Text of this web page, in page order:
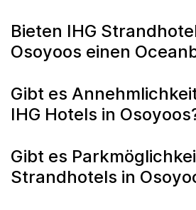
Bieten IHG
Osoyoos einen
Gibt es
IHG Hotels in
Gibt es
Strandhotels in